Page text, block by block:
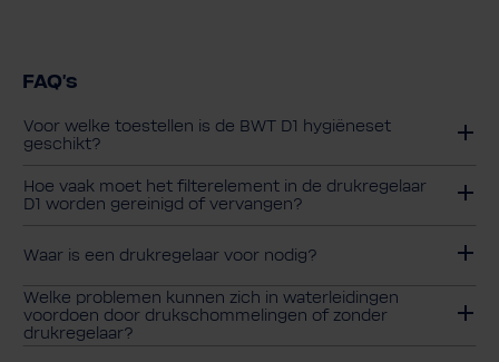
FAQ's
Voor welke toestellen is de BWT D1 hygiëneset
geschikt?
Hoe vaak moet het filterelement in de drukregelaar
D1 worden gereinigd of vervangen?
Waar is een drukregelaar voor nodig?
Welke problemen kunnen zich in waterleidingen
voordoen door drukschommelingen of zonder
drukregelaar?